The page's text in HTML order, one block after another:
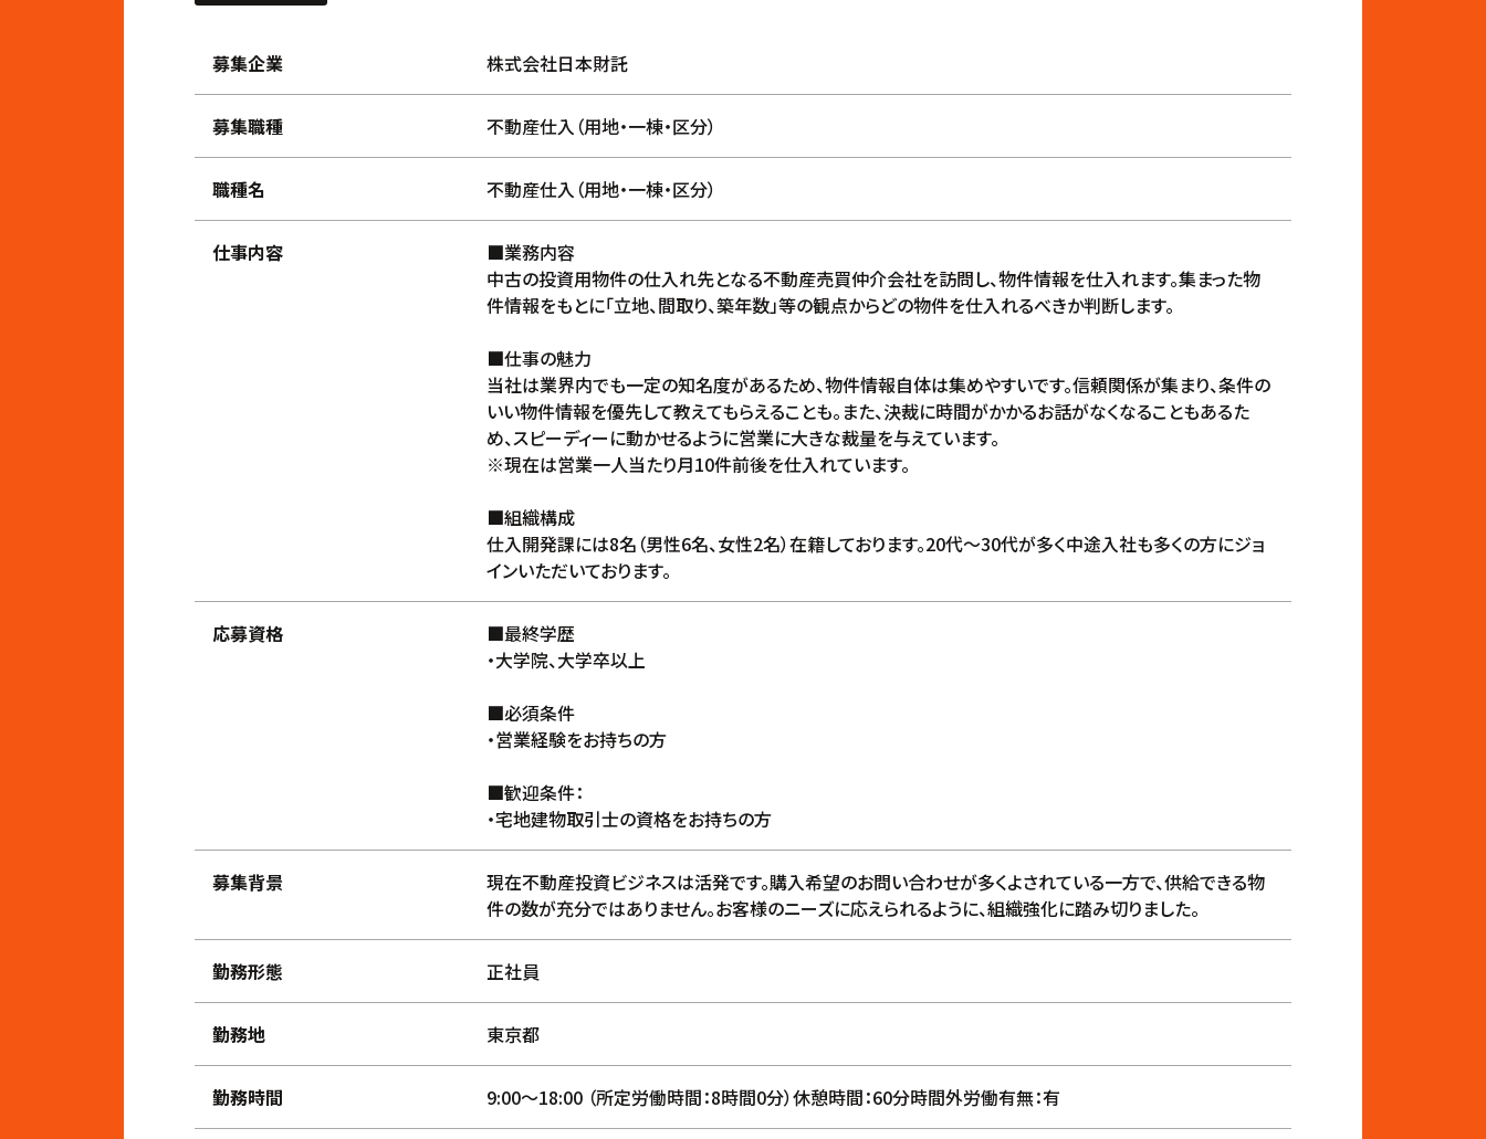
募集企業 株式会社日本財託
募集職種 不動産仕入（用地・一棟・区分）
職種名 不動産仕入（用地・一棟・区分）
仕事内容
■業務内容
中古の投資用物件の仕入れ先となる不動産売買仲介会社を訪問し、物件情報を仕入れます。集まった物
件情報をもとに「立地、間取り、築年数」等の観点からどの物件を仕入れるべきか判断します。
■仕事の魅力
当社は業界内でも一定の知名度があるため、物件情報自体は集めやすいです。信頼関係が集まり、条件の
いい物件情報を優先して教えてもらえることも。また、決裁に時間がかかるお話がなくなることもあるた
め、スピーディーに動かせるように営業に大きな裁量を与えています。
※現在は営業一人当たり月10件前後を仕入れています。
■組織構成
仕入開発課には8名（男性6名、女性2名）在籍しております。20代〜30代が多く中途入社も多くの方にジョ
インいただいております。
応募資格
■最終学歴
・大学院、大学卒以上
■必須条件
・営業経験をお持ちの方
■歓迎条件：
・宅地建物取引士の資格をお持ちの方
募集背景
現在不動産投資ビジネスは活発です。購入希望のお問い合わせが多くよされている一方で、供給できる物
件の数が充分ではありません。お客様のニーズに応えられるように、組織強化に踏み切りました。
勤務形態 正社員
勤務地 東京都
勤務時間 9:00〜18:00 （所定労働時間：8時間0分）休憩時間：60分時間外労働有無：有